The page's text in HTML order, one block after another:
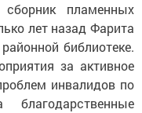
сборник пламенных
лет назад Фарита
библиотеке.
за активное
инвалидов по